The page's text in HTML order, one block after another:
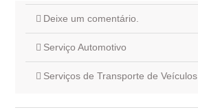
Deixe um comentário.
Serviço Automotivo
Serviços de Transporte de Veículos